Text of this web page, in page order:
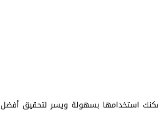
استخدامها بسهولة ويسر لتحقيق أفضل